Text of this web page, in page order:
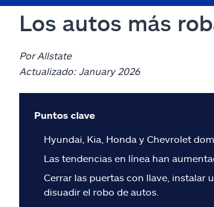
Los autos más
Por Allstate
Actualizado: January 2026
Puntos clave
Hyundai, Kia, Honda y Chevrolet
Las tendencias en línea han
Cerrar las puertas con llave, instalar
disuadir el robo de autos.